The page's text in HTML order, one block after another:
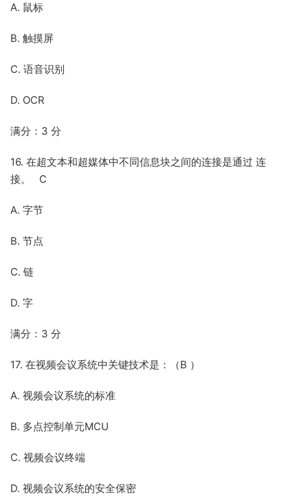
A. 鼠标
B. 触摸屏
C. 语音识别
D. OCR
满分：3 分
16. 在超文本和超媒体中不同信息块之间的连接是通过 连
接。 C
A. 字节
B. 节点
C. 链
D. 字
满分：3 分
17. 在视频会议系统中关键技术是：（B ）
A. 视频会议系统的标准
B. 多点控制单元MCU
C. 视频会议终端
D. 视频会议系统的安全保密